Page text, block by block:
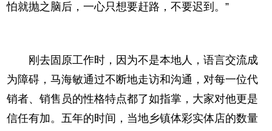
怕就抛之脑后，一心只想要赶路，不要迟到。”
刚去固原工作时，因为不是本地人，语言交流成
为障碍，马海敏通过不断地走访和沟通，对每一位代
销者、销售员的性格特点都了如指掌，大家对他更是
信任有加。五年的时间，当地乡镇体彩实体店的数量